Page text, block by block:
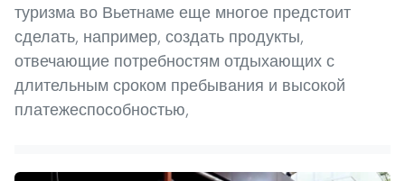
туризма во Вьетнаме еще многое предстоит
сделать, например, создать продукты,
отвечающие потребностям отдыхающих с
длительным сроком пребывания и высокой
платежеспособностью,